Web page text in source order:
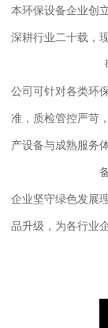
本环保设备企业创
深耕行业二十载，
公司可针对各类环
准，质检管控严苛
产设备与成熟服务
企业坚守绿色发展
品升级，为各行业